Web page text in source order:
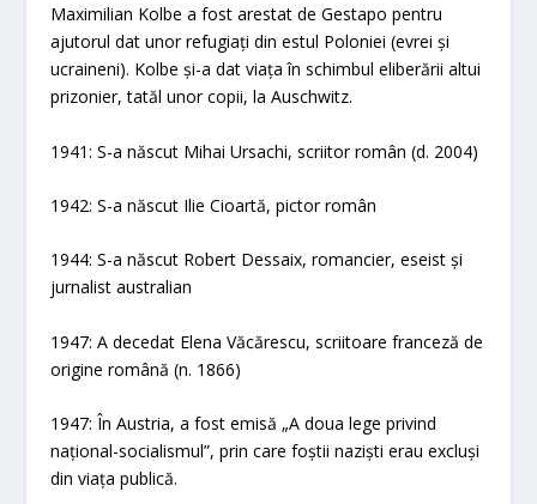
Maximilian Kolbe a fost arestat de Gestapo pentru
ajutorul dat unor refugiați din estul Poloniei (evrei și
ucraineni). Kolbe și-a dat viața în schimbul eliberării altui
prizonier, tatăl unor copii, la Auschwitz.
1941: S-a născut Mihai Ursachi, scriitor român (d. 2004)
1942: S-a născut Ilie Cioartă, pictor român
1944: S-a născut Robert Dessaix, romancier, eseist și
jurnalist australian
1947: A decedat Elena Văcărescu, scriitoare franceză de
origine română (n. 1866)
1947: În Austria, a fost emisă „A doua lege privind
național-socialismul”, prin care foștii naziști erau excluși
din viața publică.